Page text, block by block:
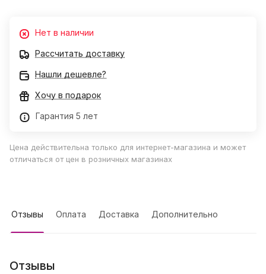
Нет в наличии
Рассчитать доставку
Нашли дешевле?
Хочу в подарок
Гарантия 5 лет
Цена действительна только для интернет-магазина и может
отличаться от цен в розничных магазинах
Отзывы Оплата Доставка Дополнительно
Отзывы